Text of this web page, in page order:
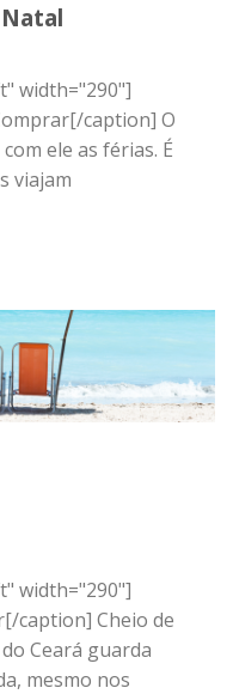
width="290"]
caption] O
ele as férias. É
viajam
width="290"]
caption] Cheio de
Ceará guarda
mesmo nos